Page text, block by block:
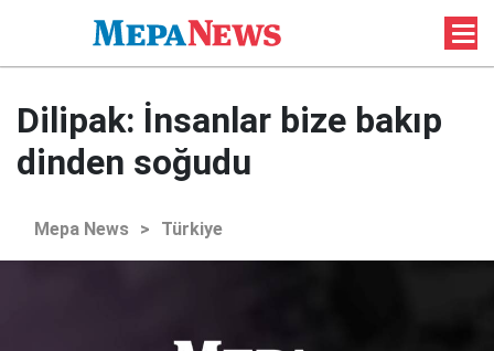
Dilipak: İnsanlar bize bakıp
dinden soğudu
Mepa News > Türkiye